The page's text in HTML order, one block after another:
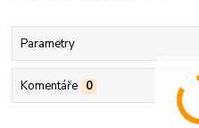
Parametry
Komentáře 0